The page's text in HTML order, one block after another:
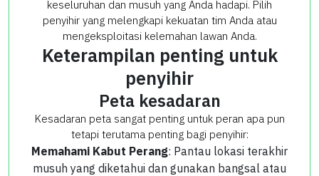
keseluruhan dan musuh yang Anda hadapi. Pilih
penyihir yang melengkapi kekuatan tim Anda atau
mengeksploitasi kelemahan lawan Anda.
Keterampilan penting untuk
penyihir
Peta kesadaran
Kesadaran peta sangat penting untuk peran apa pun
tetapi terutama penting bagi penyihir:
Memahami Kabut Perang: Pantau lokasi terakhir
musuh yang diketahui dan gunakan bangsal atau